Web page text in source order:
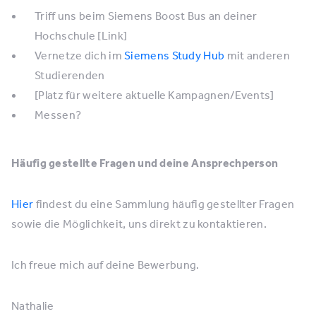
Triff uns beim Siemens Boost Bus an deiner
Hochschule [Link]
Vernetze dich imSiemens Study Hub mit anderen
Studierenden
[Platz für weitere aktuelle Kampagnen/Events]
Messen?
Häufig gestellte Fragen und deine Ansprechperson
Hier findest du eine Sammlung häufig gestellter Fragen
sowie die Möglichkeit, uns direkt zu kontaktieren.
Ich freue mich auf deine Bewerbung.
Nathalie